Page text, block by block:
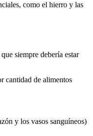
como el hierro y las
siempre debería estar
cantidad de alimentos
y los vasos sanguíneos)